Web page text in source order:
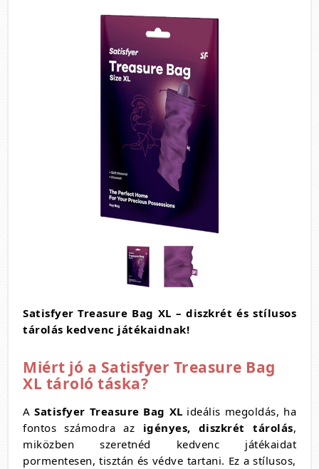
Satisfyer Treasure Bag XL – diszkrét és stílusos
tárolás kedvenc játékaidnak!
Miért jó a Satisfyer Treasure Bag
XL tároló táska?
ASatisfyer Treasure Bag XL ideális megoldás, ha
fontos számodra az igényes, diszkrét tárolás,
miközben szeretnéd kedvenc játékaidat
pormentesen, tisztán és védve tartani. Ez a stílusos,